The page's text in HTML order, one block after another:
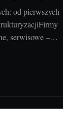
od pierwszych
serwisowe –
kilka
przewodnik: